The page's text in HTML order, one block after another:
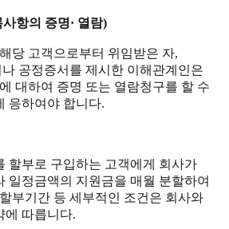
항의 증명· 열람)
당 고객으로부터 위임받은 자,
공정증서를 제시한 이해관계인은
대하여 증명 또는 열람청구를 할 수
응하여야 합니다.
할부로 구입하는 고객에게 회사가
일정금액의 지원금을 매월 분할하여
부기간 등 세부적인 조건은 회사와
에 따릅니다.